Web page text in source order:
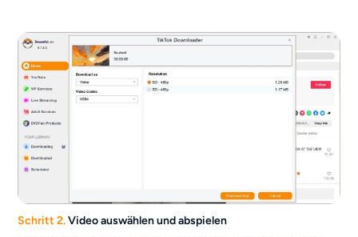
Schritt 2.Video auswählen und abspielen